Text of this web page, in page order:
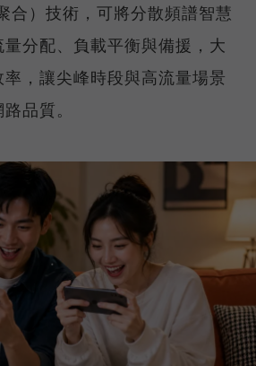
合）技術，可將分散頻譜智慧
分配、負載平衡與備援，大
，讓尖峰時段與高流量場景
品質。